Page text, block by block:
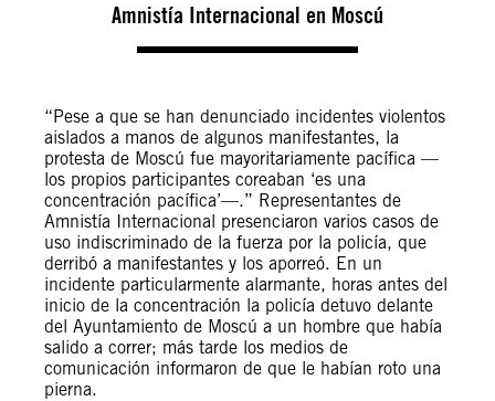
Amnistía Internacional en Moscú
“Pese a que se han denunciado incidentes violentos
aislados a manos de algunos manifestantes, la
protesta de Moscú fue mayoritariamente pacífica —
los propios participantes coreaban ‘es una
concentración pacífica’—.” Representantes de
Amnistía Internacional presenciaron varios casos de
uso indiscriminado de la fuerza por la policía, que
derribó a manifestantes y los aporreó. En un
incidente particularmente alarmante, horas antes del
inicio de la concentración la policía detuvo delante
del Ayuntamiento de Moscú a un hombre que había
salido a correr; más tarde los medios de
comunicación informaron de que le habían roto una
pierna.